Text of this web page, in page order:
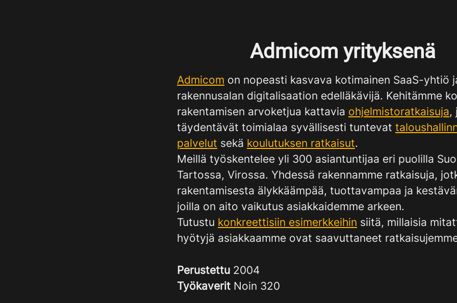
Admicom yrityksenä
Admicom on nopeasti kasvava kotimainen SaaS-yhtiö
rakennusalan digitalisaation edelläkävijä. Kehitämme
rakentamisen arvoketjua kattavia ohjelmistoratkaisuja,
täydentävät toimialaa syvällisesti tuntevat
palvelut sekä koulutuksen ratkaisut.
Meillä työskentelee yli 300 asiantuntijaa eri puolilla
Tartossa, Virossa. Yhdessä rakennamme ratkaisuja,
rakentamisesta älykkäämpää, tuottavampaa ja
joilla on aito vaikutus asiakkaidemme arkeen.
Tutustu konkreettisiin esimerkkeihin siitä, millaisia
hyötyjä asiakkaamme ovat saavuttaneet
Perustettu 2004
Työkaverit Noin 320